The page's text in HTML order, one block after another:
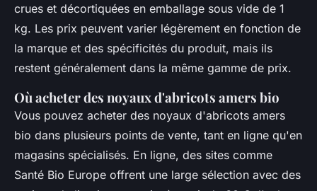
crues et décortiquées en emballage sous vide de 1
kg. Les prix peuvent varier légèrement en fonction de
la marque et des spécificités du produit, mais ils
restent généralement dans la même gamme de prix.
Où acheter des noyaux d'abricots amers bio
Vous pouvez acheter des noyaux d'abricots amers
bio dans plusieurs points de vente, tant en ligne qu'en
magasins spécialisés. En ligne, des sites comme
Santé Bio Europe offrent une large sélection avec des